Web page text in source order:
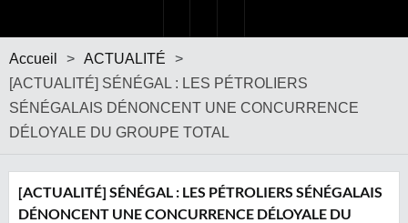
Accueil > ACTUALITÉ
>
[ACTUALITÉ] SÉNÉGAL : LES PÉTROLIERS
SÉNÉGALAIS DÉNONCENT UNE CONCURRENCE
DÉLOYALE DU GROUPE TOTAL
[ACTUALITÉ] SÉNÉGAL : LES PÉTROLIERS SÉNÉGALAIS
DÉNONCENT UNE CONCURRENCE DÉLOYALE DU